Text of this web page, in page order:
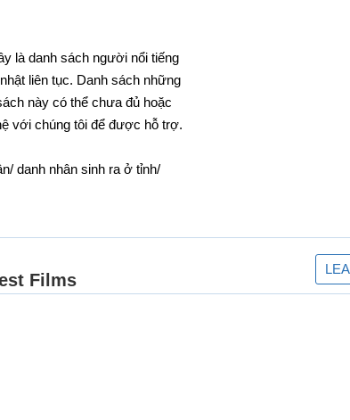
là danh sách người nổi tiếng
liên tục. Danh sách những
này có thể chưa đủ hoặc
với chúng tôi để được hỗ trợ.
danh nhân sinh ra ở tỉnh/